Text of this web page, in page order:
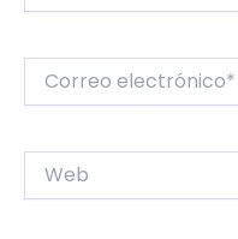
electrónico*